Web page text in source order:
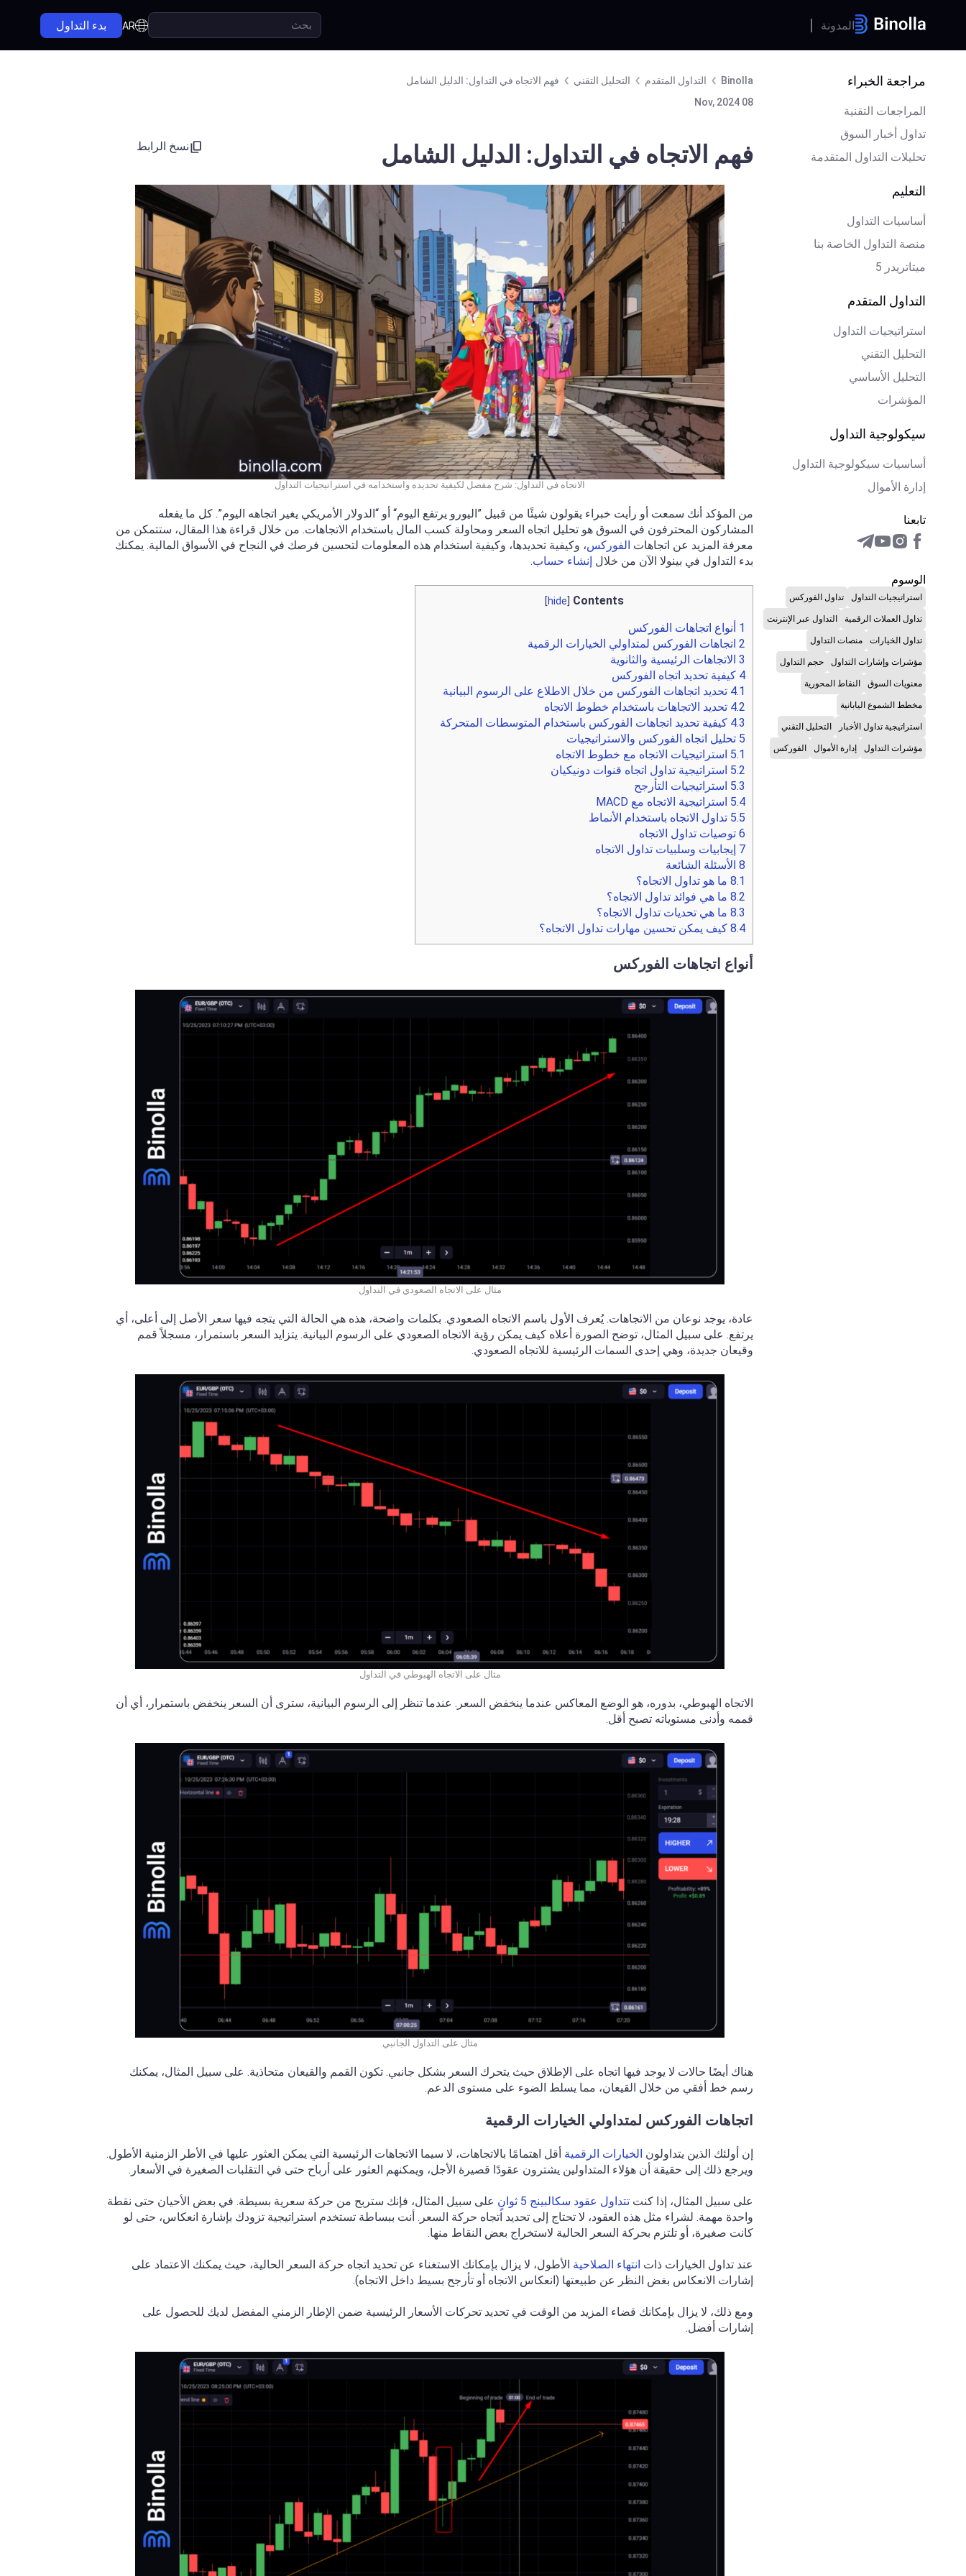
المدونة AR بدء التداول
مراجعة الخبراء
المراجعات التقنية
تداول أخبار السوق
تحليلات التداول المتقدمة
التعليم
أساسيات التداول
منصة التداول الخاصة بنا
ميتاتريدر 5
التداول المتقدم
استراتيجيات التداول
التحليل التقني
التحليل الأساسي
المؤشرات
سيكولوجية التداول
أساسيات سيكولوجية التداول
إدارة الأموال
تابعنا
الوسوم
استراتيجيات التداول تداول الفوركس
تداول العملات الرقمية التداول عبر الإنترنت
تداول الخيارات منصات التداول
مؤشرات وإشارات التداول حجم التداول
معنويات السوق النقاط المحورية
مخطط الشموع اليابانية
استراتيجية تداول الأخبار التحليل التقني
مؤشرات التداول إدارة الأموال الفوركس
Binolla التداول المتقدم التحليل التقني
فهم الاتجاه في التداول: الدليل الشامل
08 Nov, 2024
فهم الاتجاه في التداول: الدليل الشامل نسخ الرابط
الاتجاه في التداول: شرح مفصل لكيفية تحديده واستخدامه في استراتيجيات التداول
من المؤكد أنك سمعت أو رأيت خبراء يقولون شيئًا من قبيل ”اليورو يرتفع اليوم“ أو “الدولار الأمريكي يغير اتجاهه اليوم”. كل ما يفعله
المشاركون المحترفون في السوق هو تحليل اتجاه السعر ومحاولة كسب المال باستخدام الاتجاهات. من خلال قراءة هذا المقال، ستتمكن من
معرفة المزيد عن اتجاهات الفوركس، وكيفية تحديدها، وكيفية استخدام هذه المعلومات لتحسين فرصك في النجاح في الأسواق المالية. يمكنك
بدء التداول في بينولا الآن من خلال إنشاء حساب.
Contents
hide
]
1 أنواع اتجاهات الفوركس
2 اتجاهات الفوركس لمتداولي الخيارات الرقمية
3 الاتجاهات الرئيسية والثانوية
4 كيفية تحديد اتجاه الفوركس
4.1 تحديد اتجاهات الفوركس من خلال الاطلاع على الرسوم البيانية
4.2 تحديد الاتجاهات باستخدام خطوط الاتجاه
4.3 كيفية تحديد اتجاهات الفوركس باستخدام المتوسطات المتحركة
5 تحليل اتجاه الفوركس والاستراتيجيات
5.1 استراتيجيات الاتجاه مع خطوط الاتجاه
5.2 استراتيجية تداول اتجاه قنوات دونيكيان
5.3 استراتيجيات التأرجح
5.4 استراتيجية الاتجاه مع MACD
5.5 تداول الاتجاه باستخدام الأنماط
6 توصيات تداول الاتجاه
7 إيجابيات وسلبيات تداول الاتجاه
8 الأسئلة الشائعة
8.1 ما هو تداول الاتجاه؟
8.2 ما هي فوائد تداول الاتجاه؟
8.3 ما هي تحديات تداول الاتجاه؟
8.4 كيف يمكن تحسين مهارات تداول الاتجاه؟
أنواع اتجاهات الفوركس
مثال على الاتجاه الصعودي في التداول
عادة، يوجد نوعان من الاتجاهات. يُعرف الأول باسم الاتجاه الصعودي. بكلمات واضحة، هذه هي الحالة التي يتجه فيها سعر الأصل إلى أعلى، أي
يرتفع. على سبيل المثال، توضح الصورة أعلاه كيف يمكن رؤية الاتجاه الصعودي على الرسوم البيانية. يتزايد السعر باستمرار، مسجلاً قمم
وقيعان جديدة، وهي إحدى السمات الرئيسية للاتجاه الصعودي.
مثال على الاتجاه الهبوطي في التداول
الاتجاه الهبوطي، بدوره، هو الوضع المعاكس عندما ينخفض السعر. عندما تنظر إلى الرسوم البيانية، سترى أن السعر ينخفض باستمرار، أي أن
قممه وأدنى مستوياته تصبح أقل.
مثال على التداول الجانبي
هناك أيضًا حالات لا يوجد فيها اتجاه على الإطلاق حيث يتحرك السعر بشكل جانبي. تكون القمم والقيعان متحاذية. على سبيل المثال، يمكنك
رسم خط أفقي من خلال القيعان، مما يسلط الضوء على مستوى الدعم.
اتجاهات الفوركس لمتداولي الخيارات الرقمية
إن أولئك الذين يتداولون الخيارات الرقمية أقل اهتمامًا بالاتجاهات، لا سيما الاتجاهات الرئيسية التي يمكن العثور عليها في الأطر الزمنية الأطول.
ويرجع ذلك إلى حقيقة أن هؤلاء المتداولين يشترون عقودًا قصيرة الأجل، ويمكنهم العثور على أرباح حتى في التقلبات الصغيرة في الأسعار.
على سبيل المثال، إذا كنت تتداول عقود سكالبينج 5 ثوانٍ
على سبيل المثال، فإنك ستربح من حركة سعرية بسيطة. في بعض الأحيان حتى نقطة
واحدة مهمة. لشراء مثل هذه العقود، لا تحتاج إلى تحديد اتجاه حركة السعر. أنت ببساطة تستخدم استراتيجية تزودك بإشارة انعكاس، حتى لو
كانت صغيرة، أو تلتزم بحركة السعر الحالية لاستخراج بعض النقاط منها.
عند تداول الخيارات ذات انتهاء الصلاحية الأطول، لا يزال بإمكانك الاستغناء عن تحديد اتجاه حركة السعر الحالية، حيث يمكنك الاعتماد على
إشارات الانعكاس بغض النظر عن طبيعتها (انعكاس الاتجاه أو تأرجح بسيط داخل الاتجاه).
ومع ذلك، لا يزال بإمكانك قضاء المزيد من الوقت في تحديد تحركات الأسعار الرئيسية ضمن الإطار الزمني المفضل لديك للحصول على
إشارات أفضل.